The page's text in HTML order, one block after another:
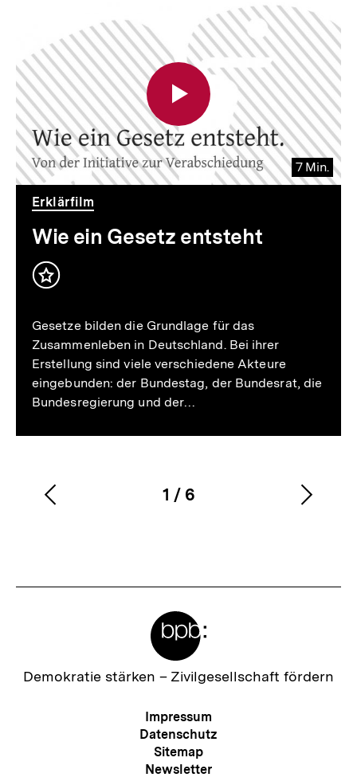
weitere
Inhalte
überspringen
7 Min.
Video
Dauer
7
Min.
Erklärfilm
Wie ein Gesetz entsteht
Inhalt
Gesetze bilden die Grundlage für das
Zusammenleben in Deutschland. Bei ihrer
Erstellung sind viele verschiedene Akteure
eingebunden: der Bundestag, der Bundesrat, die
Bundesregierung und der…
Karussellinhalt
1
von
/ 6
Vorherigen
Zur
Demokratie stärken – Zivilgesellschaft fördern
Meta-
Navigation
Impressum
Datenschutz
Sitemap
Newsletter